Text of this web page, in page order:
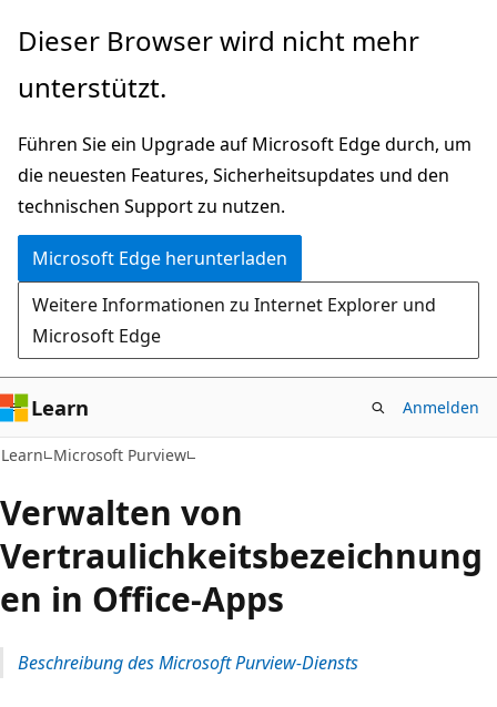
Zu
wechseln
Dieser Browser wird nicht mehr
unterstützt.
Führen Sie ein Upgrade auf Microsoft Edge durch, um
die neuesten Features, Sicherheitsupdates und den
technischen Support zu nutzen.
Microsoft Edge herunterladen
Weitere Informationen zu Internet Explorer und
Microsoft Edge
Learn Anmelden
Learn Microsoft Purview
Verwalten von
Vertraulichkeitsbezeichnung
en in Office-Apps
Beschreibung des Microsoft Purview-Diensts